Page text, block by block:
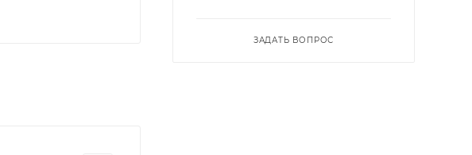
ЗАДАТЬ ВОПРОС